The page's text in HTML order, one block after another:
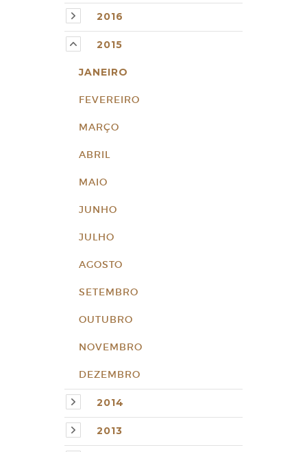
2016
2015
JANEIRO
FEVEREIRO
MARÇO
ABRIL
MAIO
JUNHO
JULHO
AGOSTO
SETEMBRO
OUTUBRO
NOVEMBRO
DEZEMBRO
2014
2013